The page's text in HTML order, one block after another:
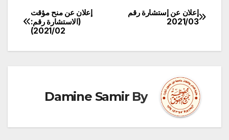
تصفّح
إعلان عن منح مؤقت
(الاستشارة رقم:
2021/02)
إعلان عن إستشارة رقم
2021/03
By
Damine Samir